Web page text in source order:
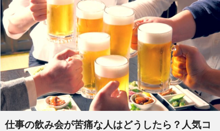
仕事の飲み会が苦痛な人はどうしたら？人気コ